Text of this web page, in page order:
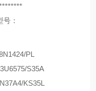
：
PL
S35A
KS35L